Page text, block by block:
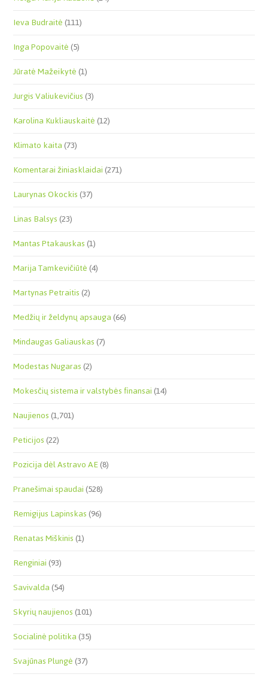
Ieva Budraitė(111)
Inga Popovaitė(5)
Jūratė Mažeikytė(1)
Jurgis Valiukevičius(3)
Karolina Kukliauskaitė(12)
Klimato kaita(73)
Komentarai žiniasklaidai(271)
Laurynas Okockis(37)
Linas Balsys(23)
Mantas Ptakauskas(1)
Marija Tamkevičiūtė(4)
Martynas Petraitis(2)
Medžių ir želdynų apsauga(66)
Mindaugas Galiauskas(7)
Modestas Nugaras(2)
Mokesčių sistema ir valstybės finansai(14)
Naujienos(1,701)
Peticijos(22)
Pozicija dėl Astravo AE(8)
Pranešimai spaudai(528)
Remigijus Lapinskas(96)
Renatas Miškinis(1)
Renginiai(93)
Savivalda(54)
Skyrių naujienos(101)
Socialinė politika(35)
Svajūnas Plungė(37)